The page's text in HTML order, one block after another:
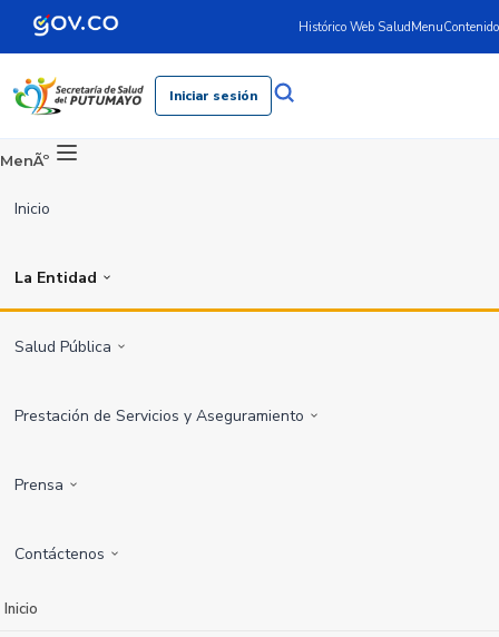
Histórico Web SaludMenuContenido
Iniciar sesión
MenÃº
Inicio
La Entidad
Salud Pública
Prestación de Servicios y Aseguramiento
Prensa
Contáctenos
Inicio